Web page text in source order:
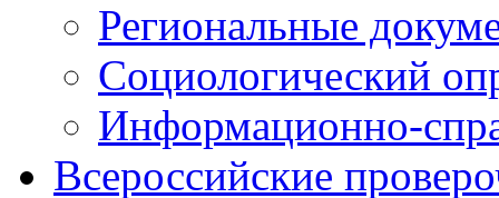
Региональные
Социологический
Информационно-
Всероссийские